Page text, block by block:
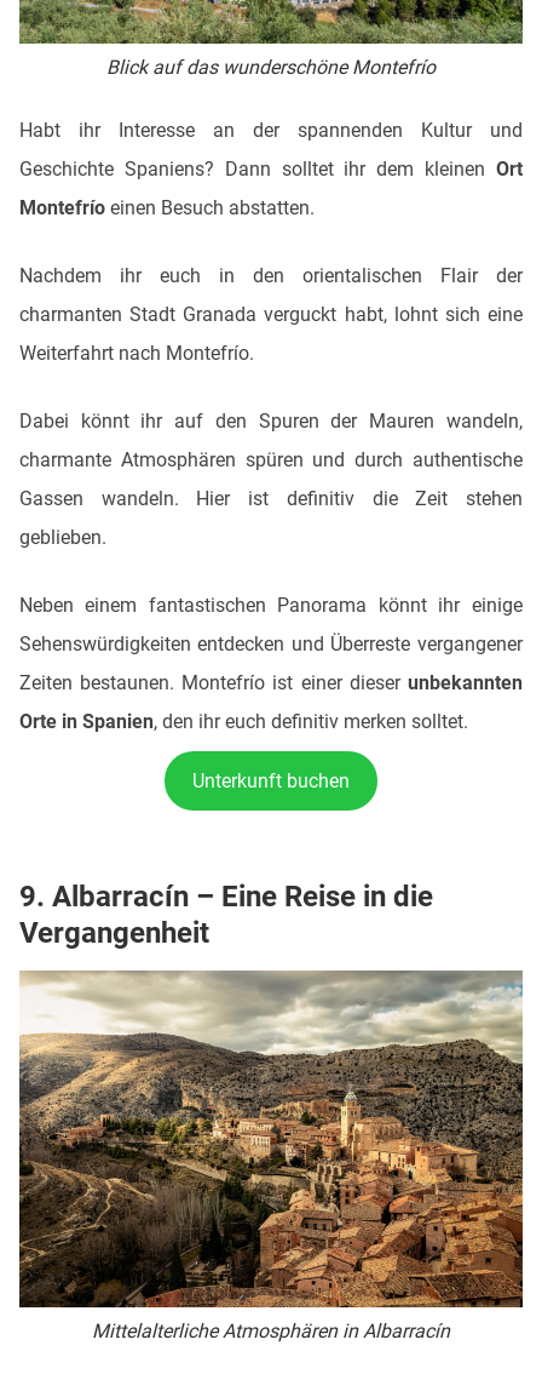
Blick auf das wunderschöne Montefrío
Habt ihr Interesse an der spannenden Kultur und
Geschichte Spaniens? Dann solltet ihr dem kleinen Ort
Montefrío einen Besuch abstatten.
Nachdem ihr euch in den orientalischen Flair der
charmanten Stadt Granada verguckt habt, lohnt sich eine
Weiterfahrt nach Montefrío.
Dabei könnt ihr auf den Spuren der Mauren wandeln,
charmante Atmosphären spüren und durch authentische
Gassen wandeln. Hier ist definitiv die Zeit stehen
geblieben.
Neben einem fantastischen Panorama könnt ihr einige
Sehenswürdigkeiten entdecken und Überreste vergangener
Zeiten bestaunen. Montefrío ist einer dieser unbekannten
Orte in Spanien, den ihr euch definitiv merken solltet.
Unterkunft buchen
9. Albarracín – Eine Reise in die
Vergangenheit
Mittelalterliche Atmosphären in Albarracín